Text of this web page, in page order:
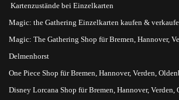
Kartenzustände bei Einzelkarten
Magic: the Gathering Einzelkarten kaufen &
Magic: The Gathering Shop für Bremen, Hannover,
Delmenhorst
One Piece Shop für Bremen, Hannover, Verden,
Disney Lorcana Shop für Bremen, Hannover, Verden,